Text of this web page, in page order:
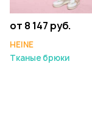
от 8 147 руб.
HEINE
Тканые брюки